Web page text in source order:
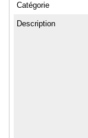
Catégorie
Description